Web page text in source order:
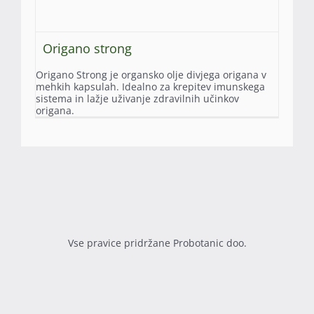
Origano strong
Origano Strong je organsko olje divjega origana v
mehkih kapsulah. Idealno za krepitev imunskega
sistema in lažje uživanje zdravilnih učinkov
origana.
Vse pravice pridržane Probotanic doo.